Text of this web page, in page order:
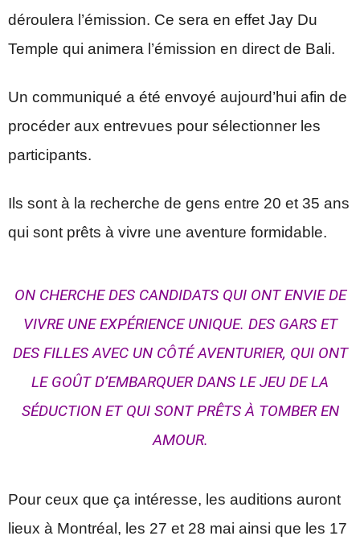
déroulera l’émission. Ce sera en effet Jay Du
Temple qui animera l’émission en direct de Bali.
Un communiqué a été envoyé aujourd’hui afin de
procéder aux entrevues pour sélectionner les
participants.
Ils sont à la recherche de gens entre 20 et 35 ans
qui sont prêts à vivre une aventure formidable.
ON CHERCHE DES CANDIDATS QUI ONT ENVIE DE
VIVRE UNE EXPÉRIENCE UNIQUE. DES GARS ET
DES FILLES AVEC UN CÔTÉ AVENTURIER, QUI ONT
LE GOÛT D’EMBARQUER DANS LE JEU DE LA
SÉDUCTION ET QUI SONT PRÊTS À TOMBER EN
AMOUR.
Pour ceux que ça intéresse, les auditions auront
lieux à Montréal, les 27 et 28 mai ainsi que les 17